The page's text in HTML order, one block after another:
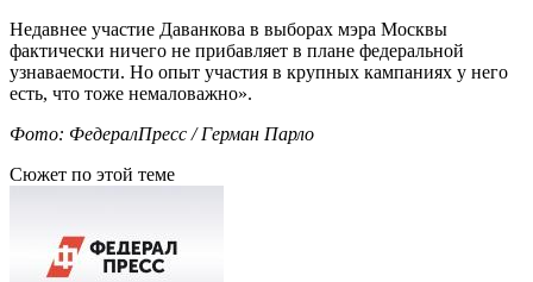
Недавнее участие Даванкова в выборах мэра Москвы
фактически ничего не прибавляет в плане федеральной
узнаваемости. Но опыт участия в крупных кампаниях у него
есть, что тоже немаловажно».
Фото: ФедералПресс / Герман Парло
Сюжет по этой теме